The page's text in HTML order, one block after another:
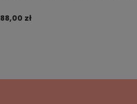
88,00 zł